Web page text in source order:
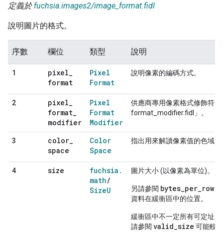
定義於 fuchsia.images2/image_format.fidl
說明圖片的格式。
序數 欄位 類型 說明
1 pixel
format
Pixel
Format
說明像素的編碼方式。
2 pixel
format
modifier
Pixel
Format
Modifier
供應商專用像素格式修飾符
format_modifier.fidl」。
3 color
space
Color
Space
指出用來解讀像素值的色域。
4 size fuchsia .
math/
SizeU
圖片大小 (以像素為單位)。
另請參閱 bytes_per_row
資料在緩衝區中的位置。
緩衝區中不一定所有可定址
請參閱 valid_size 可能較